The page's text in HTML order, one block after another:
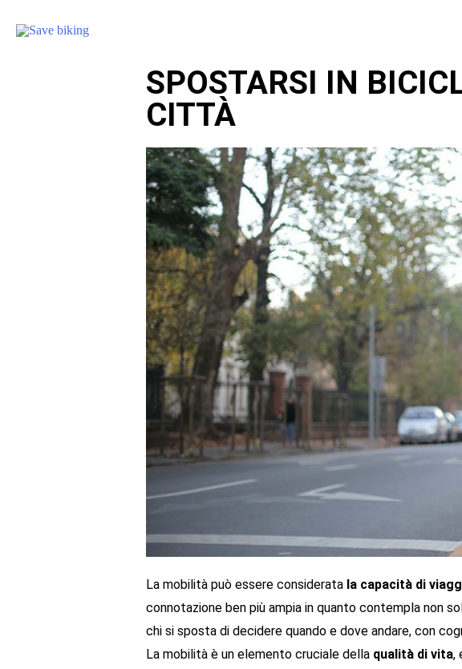
SPOSTARSI IN
CITTÀ
La mobilità può essere considerata la capacità di
connotazione ben più ampia in quanto contempla non
chi si sposta di decidere quando e dove andare, con
La mobilità è un elemento cruciale della qualità di vita,